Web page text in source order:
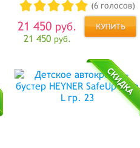
(6 голосов)
21 450 руб.
21 450 руб.